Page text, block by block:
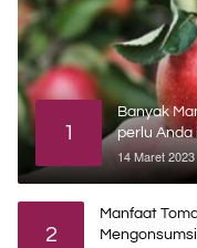
1
Banyak
perlu Anda
14 Maret 2023
2
Manfaat